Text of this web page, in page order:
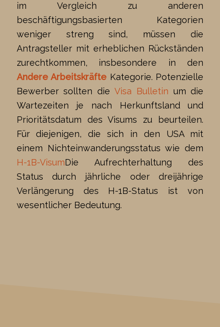
im Vergleich zu anderen
beschäftigungsbasierten Kategorien
weniger streng sind, müssen die
Antragsteller mit erheblichen Rückständen
zurechtkommen, insbesondere in den
Andere Arbeitskräfte Kategorie. Potenzielle
Bewerber sollten die Visa Bulletin um die
Wartezeiten je nach Herkunftsland und
Prioritätsdatum des Visums zu beurteilen.
Für diejenigen, die sich in den USA mit
einem Nichteinwanderungsstatus wie dem
H-1B-VisumDie Aufrechterhaltung des
Status durch jährliche oder dreijährige
Verlängerung des H-1B-Status ist von
wesentlicher Bedeutung.